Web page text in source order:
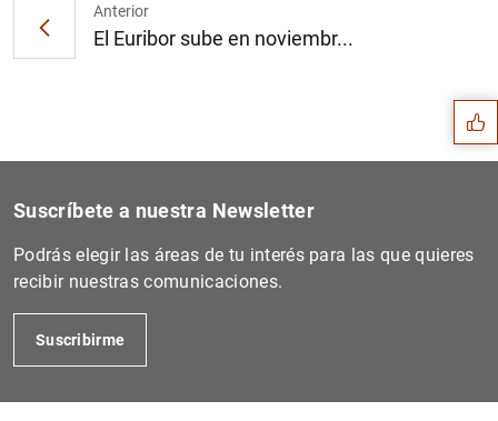
Anterior
El Euribor sube en noviembr... Sugerencias
Suscríbete a nuestra Newsletter
Podrás elegir las áreas de tu interés para las que quieres
recibir nuestras comunicaciones.
Suscribirme